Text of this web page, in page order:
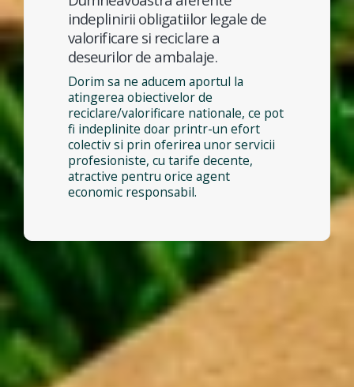
indeplinirii obligatiilor legale de
valorificare si reciclare a
deseurilor de ambalaje.
Dorim sa ne aducem aportul la
atingerea obiectivelor de
reciclare/valorificare nationale, ce pot
fi indeplinite doar printr-un efort
colectiv si prin oferirea unor servicii
profesioniste, cu tarife decente,
atractive pentru orice agent
economic responsabil.